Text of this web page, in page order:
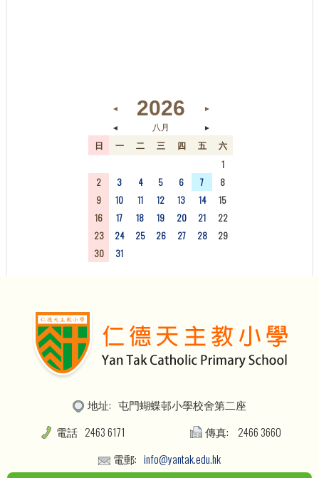
◄ 2026
►
◄
八月 ►
日 一 二 三 四 五
六
1
2
3 4 5 6 7
8
9
10 11 12 13 14
15
16
17 18 19 20 21
22
23
24 25 26 27 28
29
30
31
地址: 屯門蝴蝶邨小學校舍第二座
電話 2463 6171 傳真:
2466 3660
電郵: info@yantak.edu.hk